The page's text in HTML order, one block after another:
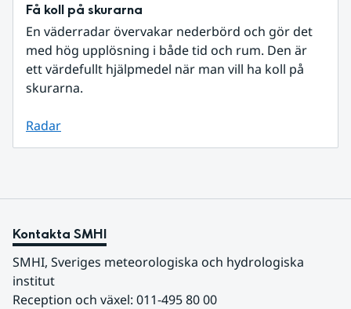
Få koll på skurarna
En väderradar övervakar nederbörd och gör det
med hög upplösning i både tid och rum. Den är
ett värdefullt hjälpmedel när man vill ha koll på
skurarna.
Radar
Kontakta SMHI
SMHI, Sveriges meteorologiska och hydrologiska
institut
Reception och växel: 011-495 80 00